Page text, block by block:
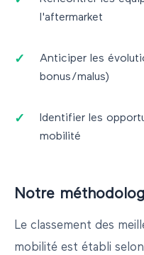
l'aftermarket
Anticiper les
bonus/malus)
Identifier les
mobilité
Notre
Le classement des
mobilité est établi